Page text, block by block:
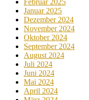
Februar 2025
Januar 2025
Dezember 2024
November 2024
Oktober 2024
September 2024
August 2024
Juli 2024
Juni 2024
Mai 2024
April 2024